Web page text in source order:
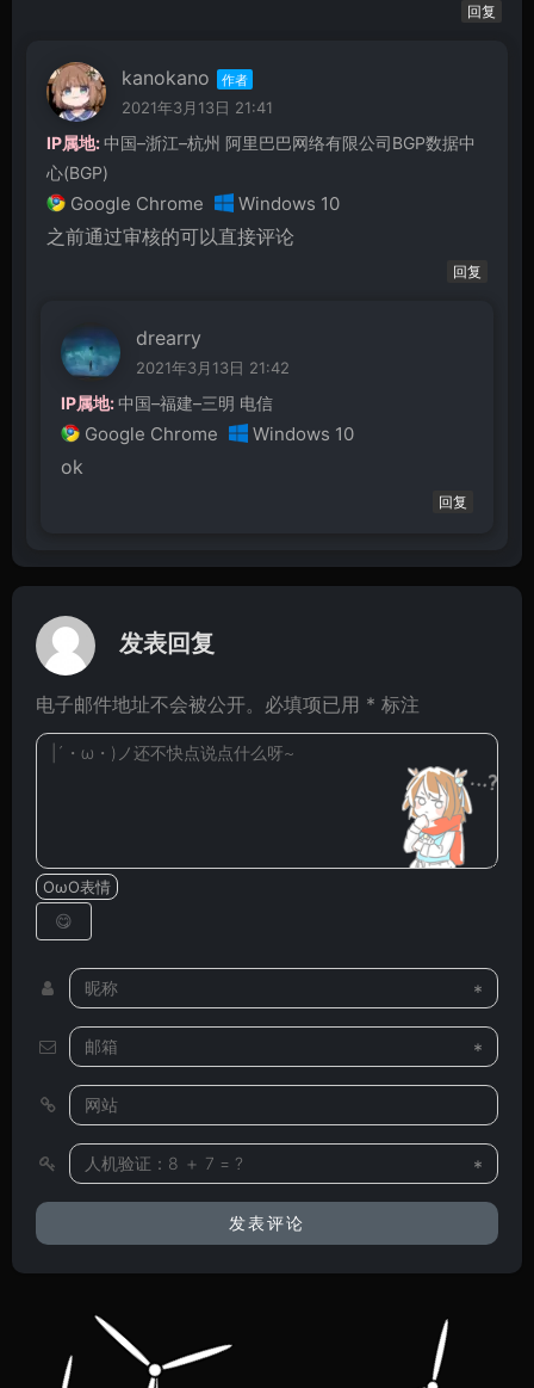
回复
kanokano
2021年3月13日 21:41
IP属地:中国–浙江–杭州 阿里巴巴网络有限公司BGP数据中
心(BGP)
Google Chrome Windows 10
之前通过审核的可以直接评论
回复
drearry
2021年3月13日 21:42
IP属地:中国–福建–三明 电信
Google Chrome Windows 10
ok
回复
发表回复
电子邮件地址不会被公开。必填项已用 * 标注
OωO表情
*
*
*